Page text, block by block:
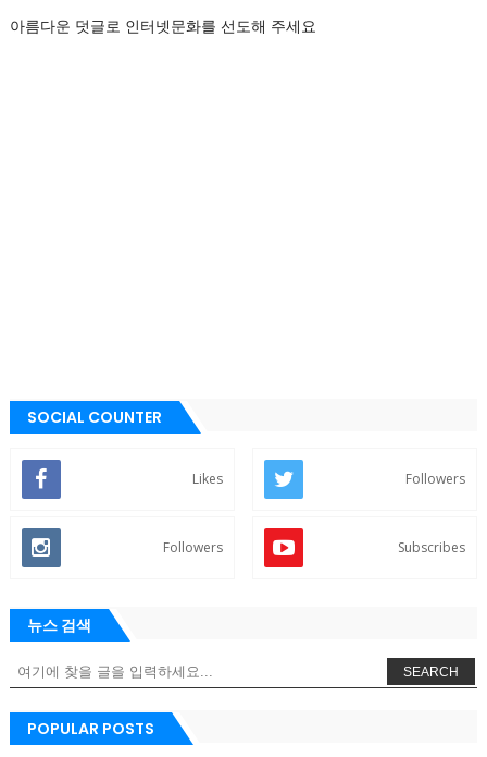
아름다운 덧글로 인터넷문화를 선도해 주세요
SOCIAL COUNTER
Likes Followers
Followers Subscribes
뉴스 검색
SEARCH
POPULAR POSTS